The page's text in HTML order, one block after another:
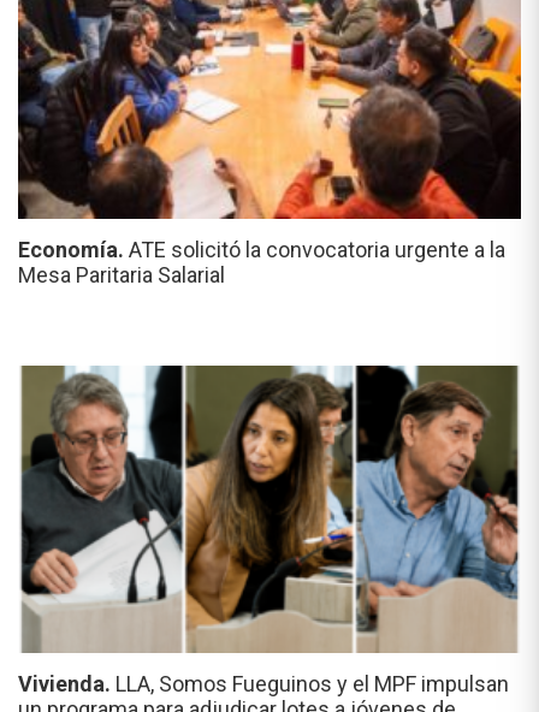
Economía. ATE solicitó la convocatoria urgente a la
Mesa Paritaria Salarial
Vivienda. LLA, Somos Fueguinos y el MPF impulsan